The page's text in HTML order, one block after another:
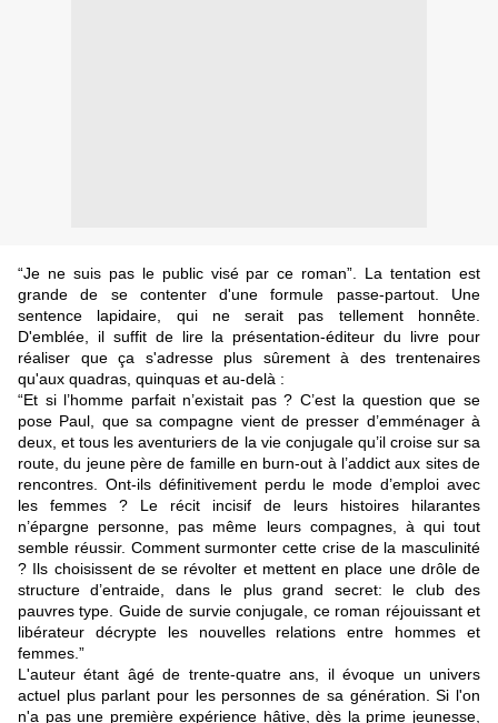
“Je ne suis pas le public visé par ce roman”. La tentation est
grande de se contenter d'une formule passe-partout. Une
sentence lapidaire, qui ne serait pas tellement honnête.
D'emblée, il suffit de lire la présentation-éditeur du livre pour
réaliser que ça s'adresse plus sûrement à des trentenaires
qu'aux quadras, quinquas et au-delà :
“Et si l’homme parfait n’existait pas ? C’est la question que se
pose Paul, que sa compagne vient de presser d’emménager à
deux, et tous les aventuriers de la vie conjugale qu’il croise sur sa
route, du jeune père de famille en burn-out à l’addict aux sites de
rencontres. Ont-ils définitivement perdu le mode d’emploi avec
les femmes ? Le récit incisif de leurs histoires hilarantes
n’épargne personne, pas même leurs compagnes, à qui tout
semble réussir. Comment surmonter cette crise de la masculinité
? Ils choisissent de se révolter et mettent en place une drôle de
structure d’entraide, dans le plus grand secret: le club des
pauvres type. Guide de survie conjugale, ce roman réjouissant et
libérateur décrypte les nouvelles relations entre hommes et
femmes.”
L'auteur étant âgé de trente-quatre ans, il évoque un univers
actuel plus parlant pour les personnes de sa génération. Si l'on
n'a pas une première expérience hâtive, dès la prime jeunesse,